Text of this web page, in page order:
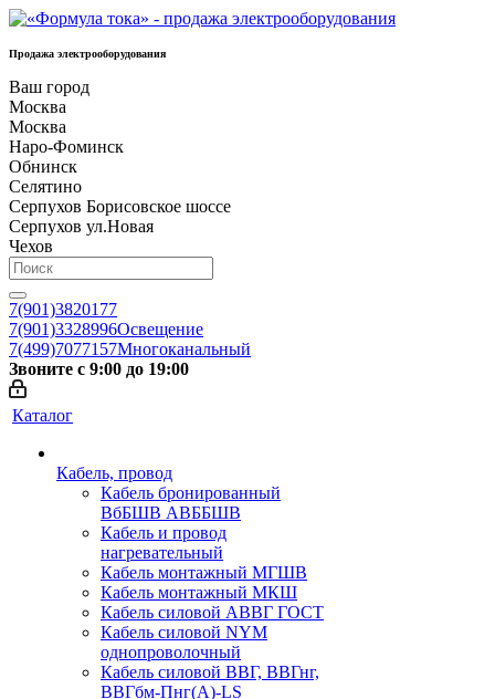
Продажа электрооборудования
Ваш город
Москва
Москва
Наро-Фоминск
Обнинск
Селятино
Серпухов Борисовское шоссе
Серпухов ул.Новая
Чехов
7(901)3820177
7(901)3328996Освещение
7(499)7077157Многоканальный
Звоните с 9:00 до 19:00
Каталог
Кабель, провод
Кабель бронированный
ВбБШВ АВББШВ
Кабель и провод
нагревательный
Кабель монтажный МГШВ
Кабель монтажный МКШ
Кабель силовой АВВГ ГОСТ
Кабель силовой NYM
однопроволочный
Кабель силовой ВВГ, ВВГнг,
ВВГбм-Пнг(А)-LS